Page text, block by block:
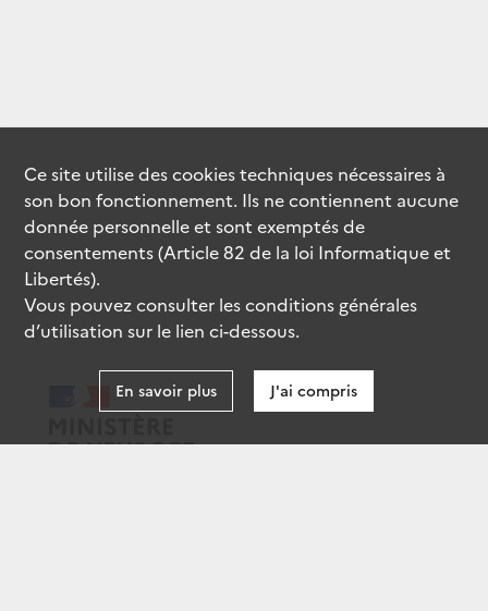
Ce site utilise descookiestechniques nécessaires à
son bon fonctionnement. Ils ne contiennent aucune
donnée personnelle et sont exemptés de
consentements (Article 82 de la loi Informatique et
Libertés).
Vous pouvez consulter les conditions générales
d’utilisation sur le lien ci-dessous.
En savoir plus J'ai compris